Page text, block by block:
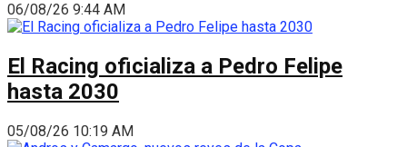
06/08/26 9:44 AM
El Racing oficializa a Pedro Felipe
hasta 2030
05/08/26 10:19 AM